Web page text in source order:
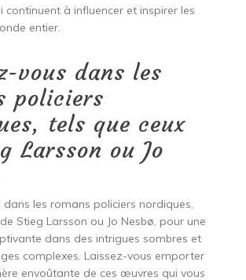
continuent à influencer et inspirer les
entier.
vous dans les
policiers
tels que ceux
Larsson ou Jo
les romans policiers nordiques,
Stieg Larsson ou Jo Nesbø, pour une
dans des intrigues sombres et
complexes. Laissez-vous emporter
envoûtante de ces œuvres qui vous